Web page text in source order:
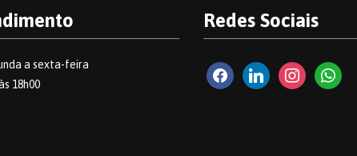
a sexta-feira
18h00
Redes Sociais
facebook2linkedininstagramwhatsapp